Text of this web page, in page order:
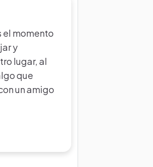
el momento
y
lugar, al
que
un amigo